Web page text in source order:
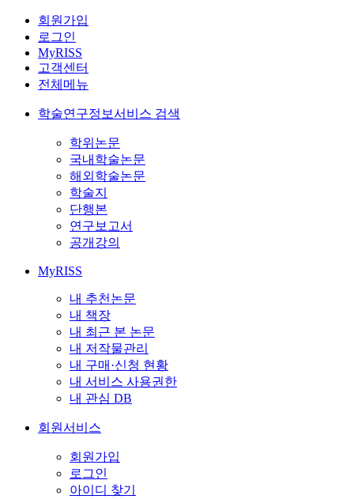
회원가입
로그인
MyRISS
고객센터
전체메뉴
학술연구정보서비스 검색
학위논문
국내학술논문
해외학술논문
학술지
단행본
연구보고서
공개강의
MyRISS
내 추천논문
내 책장
내 최근 본 논문
내 저작물관리
내 구매·신청 현황
내 서비스 사용권한
내 관심 DB
회원서비스
회원가입
로그인
아이디 찾기